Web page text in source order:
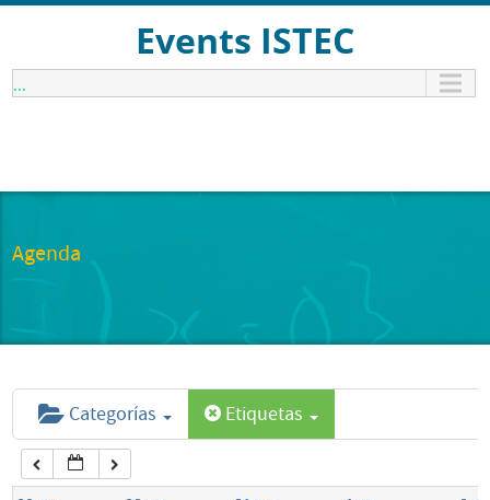
Events ISTEC
...
Agenda
Categorías Etiquetas
1:00 am
6:00 am
7:00 am